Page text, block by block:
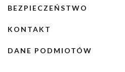
BEZPIECZEŃSTWO
KONTAKT
DANE PODMIOTÓW